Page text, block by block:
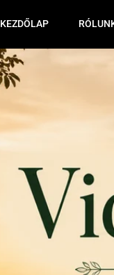
KEZDŐLAP